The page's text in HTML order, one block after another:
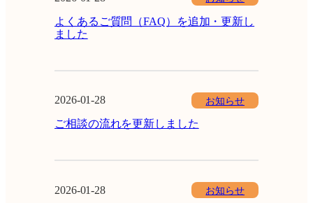
よくあるご質問（FAQ）を追加・更新し
ました
2026-01-28 お知らせ
ご相談の流れを更新しました
2026-01-28 お知らせ